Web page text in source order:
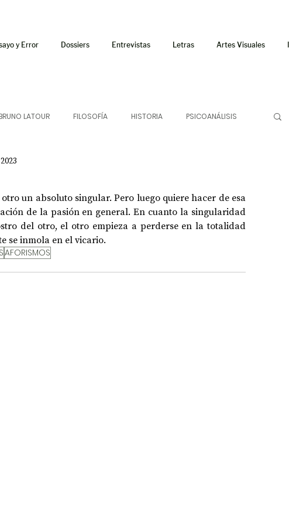
y Error Dossiers Entrevistas Letras Artes Visuales
LATOUR FILOSOFÍA HISTORIA PSICOANÁLISIS
AUDIOTEXTO HÍBRIDOS CINE FICCIONES
AFUERISMOS
un absoluto singular. Pero luego quiere hacer de esa
de la pasión en general. En cuanto la singularidad
del otro, el otro empieza a perderse en la totalidad
se inmola en el vicario.
AFORISMOS